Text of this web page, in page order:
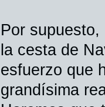
Por
la cesta de
esfuerzo que
grandísima